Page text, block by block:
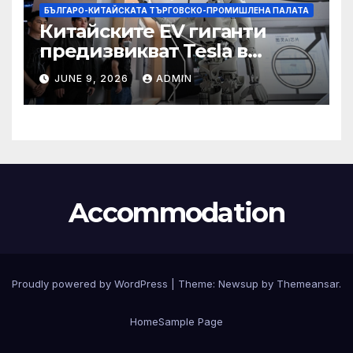
БЪЛГАРО-КИТАЙСКАТА ТЪРГОВСКО-ПРОМИШЛЕНА ПАЛАТА
Китайските EV гиганти
предизвикват Tesla в
надпреварата за
комерсиализиране на
хуманоидни роботи
JUNE 9, 2026 ADMIN
Accommodation
Proudly powered by WordPress Theme: Newsup by Themeansar.
HomeSample Page